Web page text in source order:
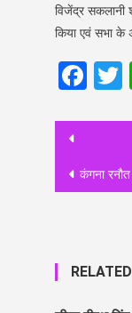
विजेंद्र सकलानी
किया एवं सभा के
Post
कंगना रनौत की आने